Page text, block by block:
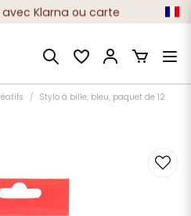
Klarna ou carte
de clients satisfaits
Stylo à bille, bleu, paquet de 12